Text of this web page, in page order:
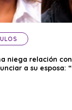
niega relación
a su esposa: